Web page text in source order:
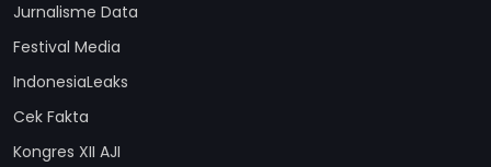
Jurnalisme Data
Festival Media
IndonesiaLeaks
Cek Fakta
Kongres XII AJI